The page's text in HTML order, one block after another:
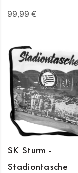
99,99 €
SK Sturm -
Stadiontasche